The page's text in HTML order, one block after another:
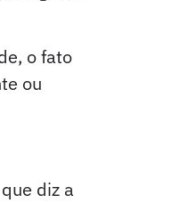
o fato
ou
diz a